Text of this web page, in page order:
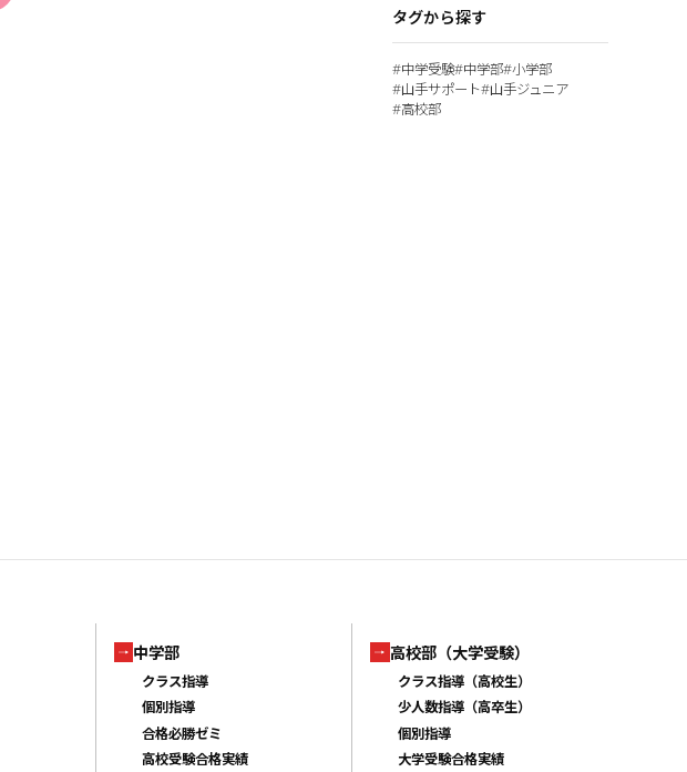
タグから探す
#中学受験#中学部#小学部
#山手サポート#山手ジュニア
#高校部
中学部
クラス指導
個別指導
合格必勝ゼミ
高校受験合格実績
高校部（大学受験）
クラス指導（高校生）
少人数指導（高卒生）
個別指導
大学受験合格実績